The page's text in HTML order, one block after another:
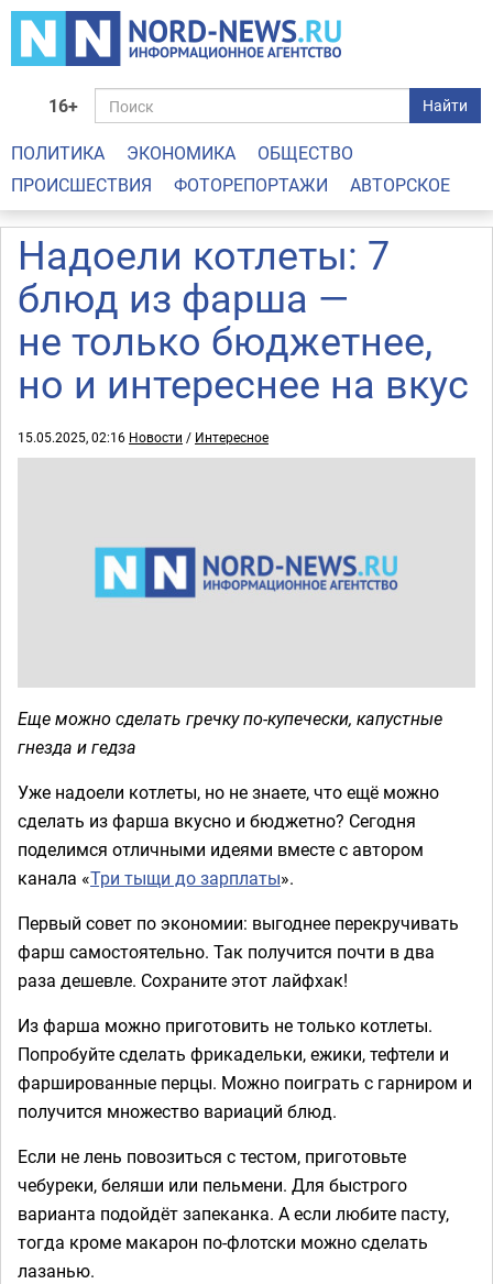
16+ Найти
ПОЛИТИКА ЭКОНОМИКА
ОБЩЕСТВО
ПРОИСШЕСТВИЯ
ФОТОРЕПОРТАЖИ АВТОРСКОЕ
Надоели котлеты: 7
блюд из фарша —
не только бюджетнее,
но и интереснее на вкус
15.05.2025, 02:16 Новости / Интересное
Еще можно сделать гречку по-купечески, капустные
гнезда и гедза
Уже надоели котлеты, но не знаете, что ещё можно
сделать из фарша вкусно и бюджетно? Сегодня
поделимся отличными идеями вместе с автором
канала «Три тыщи до зарплаты».
Первый совет по экономии: выгоднее перекручивать
фарш самостоятельно. Так получится почти в два
раза дешевле. Сохраните этот лайфхак!
Из фарша можно приготовить не только котлеты.
Попробуйте сделать фрикадельки, ежики, тефтели и
фаршированные перцы. Можно поиграть с гарниром и
получится множество вариаций блюд.
Если не лень повозиться с тестом, приготовьте
чебуреки, беляши или пельмени. Для быстрого
варианта подойдёт запеканка. А если любите пасту,
тогда кроме макарон по-флотски можно сделать
лазанью.